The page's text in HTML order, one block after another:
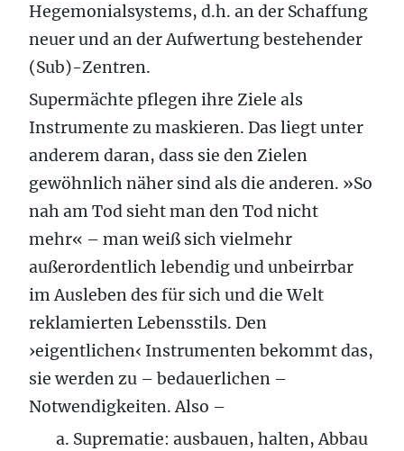
Hegemonialsystems, d.h. an der Schaffung
neuer und an der Aufwertung bestehender
(Sub)-Zentren.
Supermächte pflegen ihre Ziele als
Instrumente zu maskieren. Das liegt unter
anderem daran, dass sie den Zielen
gewöhnlich näher sind als die anderen. »So
nah am Tod sieht man den Tod nicht
mehr« – man weiß sich vielmehr
außerordentlich lebendig und unbeirrbar
im Ausleben des für sich und die Welt
reklamierten Lebensstils. Den
›eigentlichen‹ Instrumenten bekommt das,
sie werden zu – bedauerlichen –
Notwendigkeiten. Also –
a. Suprematie: ausbauen, halten, Abbau